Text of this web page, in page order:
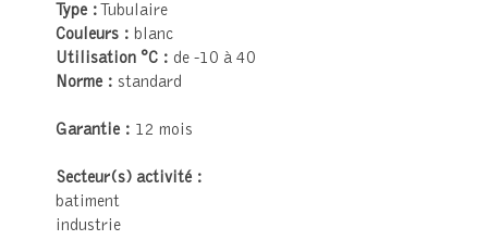
Type : Tubulaire
Couleurs : blanc
Utilisation °C : de -10 à 40
Norme : standard
Garantie : 12 mois
Secteur(s) activité :
batiment
industrie